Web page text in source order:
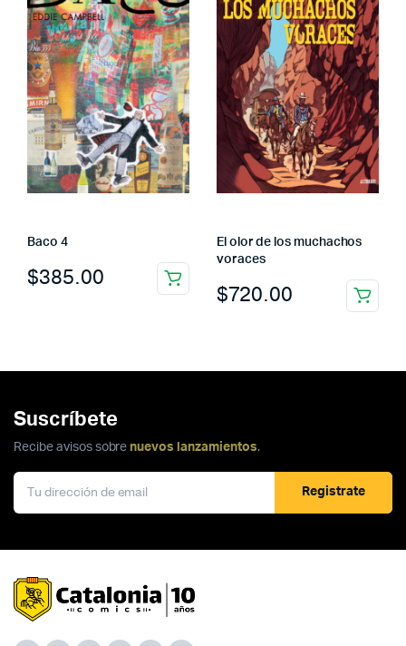
Baco 4
$385.00
El olor de los muchachos
voraces
$720.00
Suscríbete
Recibe avisos sobre nuevos lanzamientos.
Registrate